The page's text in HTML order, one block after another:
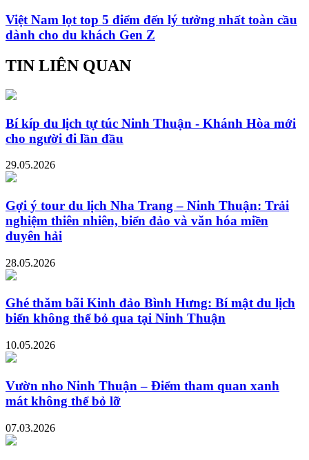
Việt Nam lọt top 5 điểm đến lý tưởng nhất toàn cầu
dành cho du khách Gen Z
TIN LIÊN QUAN
Bí kíp du lịch tự túc Ninh Thuận - Khánh Hòa mới
cho người đi lần đầu
29.05.2026
Gợi ý tour du lịch Nha Trang – Ninh Thuận: Trải
nghiệm thiên nhiên, biển đảo và văn hóa miền
duyên hải
28.05.2026
Ghé thăm bãi Kinh đảo Bình Hưng: Bí mật du lịch
biển không thể bỏ qua tại Ninh Thuận
10.05.2026
Vườn nho Ninh Thuận – Điểm tham quan xanh
mát không thể bỏ lỡ
07.03.2026